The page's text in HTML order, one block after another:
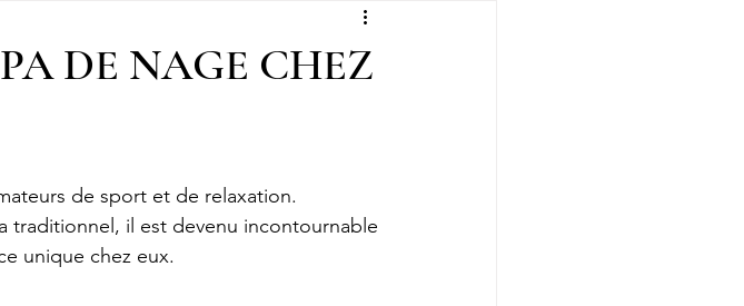
DE NAGE CHEZ
de sport et de relaxation.
traditionnel, il est devenu incontournable
unique chez eux.